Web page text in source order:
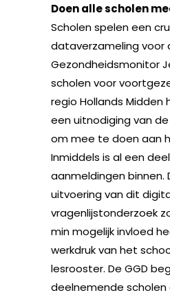
Doen alle scholen
Scholen spelen een
dataverzameling voor
Gezondheidsmonitor
scholen voor
regio Hollands Midden
een uitnodiging van
om mee te doen aan
Inmiddels is al een
aanmeldingen binnen.
uitvoering van dit
vragenlijstonderzoek
min mogelijk invloed
werkdruk van het
lesrooster. De GGD
deelnemende scholen